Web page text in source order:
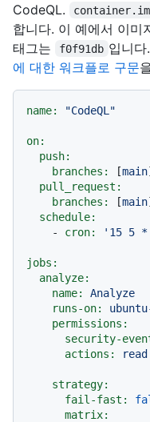
CodeQL.
합니다. 이 예에서 이미
태그는
f0f91db 입니
에 대한 워크플로 구문
name: "CodeQL"
on:
push:
branches:
[main
pull_request:
branches:
[main
schedule:
-
cron: '15 5
jobs:
analyze:
name:
Analyze
runs-on:
permissions:
security-
actions:
read
strategy:
fail-fast:
matrix: